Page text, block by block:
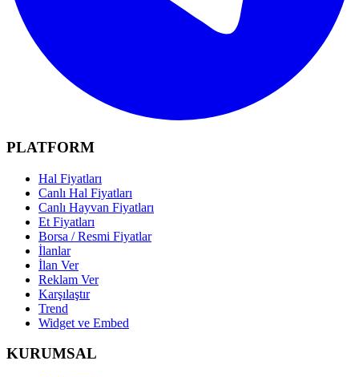
PLATFORM
Hal Fiyatları
Canlı Hal Fiyatları
Canlı Hayvan Fiyatları
Et Fiyatları
Borsa / Resmi Fiyatlar
İlanlar
İlan Ver
Reklam Ver
Karşılaştır
Trend
Widget ve Embed
KURUMSAL